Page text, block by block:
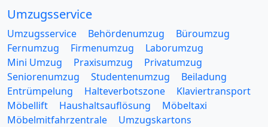
Umzugsservice
Umzugsservice Behördenumzug
Büroumzug
Fernumzug
Firmenumzug
Laborumzug
Mini Umzug
Praxisumzug
Privatumzug
Seniorenumzug
Studentenumzug
Beiladung
Entrümpelung
Halteverbotszone
Klaviertransport
Möbellift
Haushaltsauflösung
Möbeltaxi
Möbelmitfahrzentrale
Umzugskartons